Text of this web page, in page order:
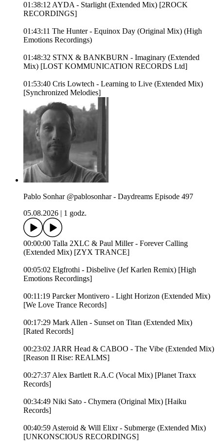
01:38:12 AYDA - Starlight (Extended Mix) [2ROCK
RECORDINGS]
01:43:11 The Hunter - Equinox Day (Original Mix) (High
Emotions Recordings)
01:48:32 STNX & BANKBURN - Imaginary (Extended
Mix) [LOST KOMMUNICATION RECORDS Ltd]
01:53:40 Cris Lowtech - Learning to Live (Extended Mix)
[Synchronized Melodies]
Pablo Sonhar @pablosonhar - Daydreams Episode 497
05.08.2026
1 godz.
00:00:00 Talla 2XLC & Paul Miller - Forever Calling
(Extended Mix) [ZYX TRANCE]
00:05:02 Elgfrothi - Disbelive (Jef Karlen Remix) [High
Emotions Recordings]
00:11:19 Parcker Montivero - Light Horizon (Extended Mix)
[We Love Trance Records]
00:17:29 Mark Allen - Sunset on Titan (Extended Mix)
[Rated Records]
00:23:02 JARR Head & CABOO - The Vibe (Extended Mix)
[Reason II Rise: REALMS]
00:27:37 Alex Bartlett R.A.C (Vocal Mix) [Planet Traxx
Records]
00:34:49 Niki Sato - Chymera (Original Mix) [Haiku
Records]
00:40:59 Asteroid & Will Elixr - Submerge (Extended Mix)
[UNKONSCIOUS RECORDINGS]